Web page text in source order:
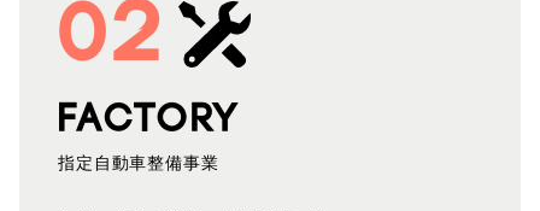
02
FACTORY
指定自動車整備事業